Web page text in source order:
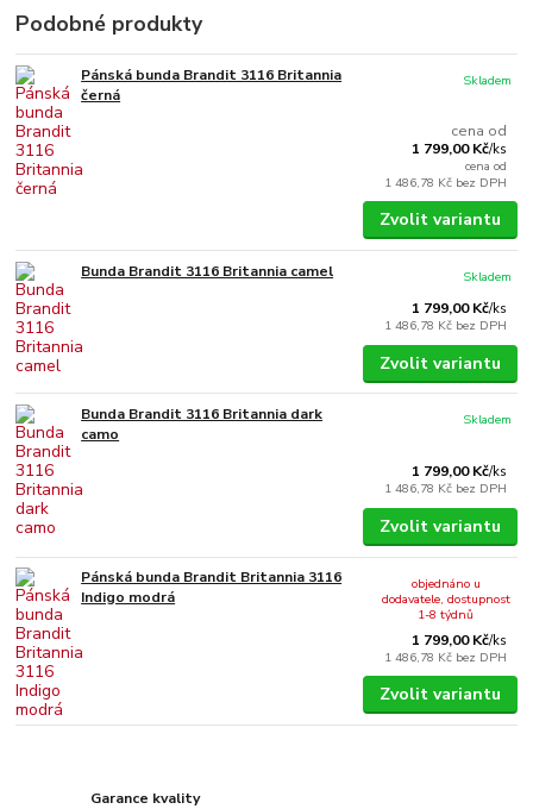
Podobné produkty
Pánská bunda Brandit 3116 Britannia
černá
cena od
1 799,00 Kč/ks
cena od
1 486,78 Kč bez DPH
Skladem
Zvolit variantu
Bunda Brandit 3116 Britannia camel
1 799,00 Kč/ks
1 486,78 Kč bez DPH
Skladem
Zvolit variantu
Bunda Brandit 3116 Britannia dark
camo
1 799,00 Kč/ks
1 486,78 Kč bez DPH
Skladem
Zvolit variantu
Pánská bunda Brandit Britannia 3116
Indigo modrá
1 799,00 Kč/ks
1 486,78 Kč bez DPH
objednáno u
dodavatele, dostupnost
1-8 týdnů
Zvolit variantu
Garance kvality